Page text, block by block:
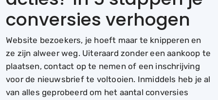
conversies verhogen
Website bezoekers, je hoeft maar te knipperen en
ze zijn alweer weg. Uiteraard zonder een aankoop te
plaatsen, contact op te nemen of een inschrijving
voor de nieuwsbrief te voltooien. Inmiddels heb je al
van alles geprobeerd om het aantal conversies